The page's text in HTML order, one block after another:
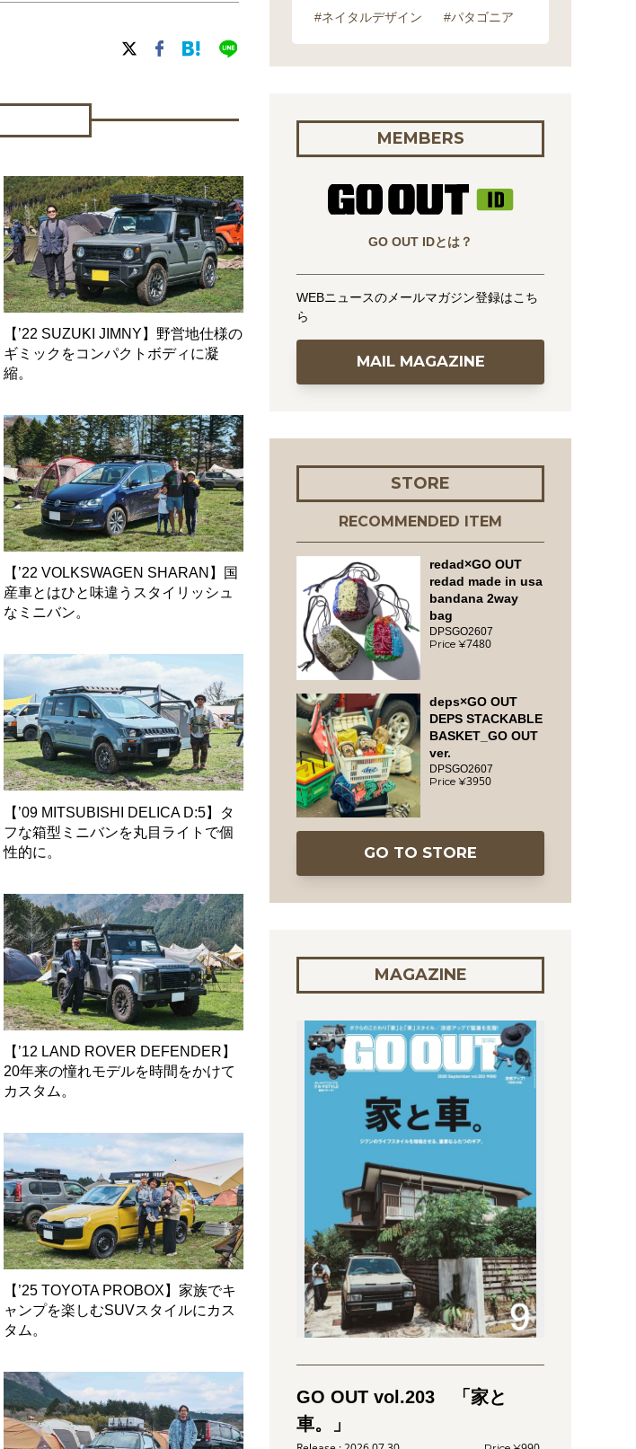
【’22 SUZUKI JIMNY】野営地仕様の
ギミックをコンパクトボディに凝
縮。
【’22 VOLKSWAGEN SHARAN】国
産車とはひと味違うスタイリッシュ
なミニバン。
【’09 MITSUBISHI DELICA D:5】タ
フな箱型ミニバンを丸目ライトで個
性的に。
【’12 LAND ROVER DEFENDER】
20年来の憧れモデルを時間をかけて
カスタム。
【’25 TOYOTA PROBOX】家族でキ
ャンプを楽しむSUVスタイルにカス
タム。
#ネイタルデザイン
#パタゴニア
MEMBERS
GO OUT IDとは？
WEBニュースのメールマガジン登録はこち
ら
MAIL MAGAZINE
STORE
RECOMMENDED ITEM
redad×GO OUT
redad made in usa
bandana 2way
bag
DPSGO2607
7480
deps×GO OUT
DEPS STACKABLE
BASKET_GO OUT
ver.
DPSGO2607
3950
GO TO STORE
MAGAZINE
GO OUT vol.203 「家と
車。」